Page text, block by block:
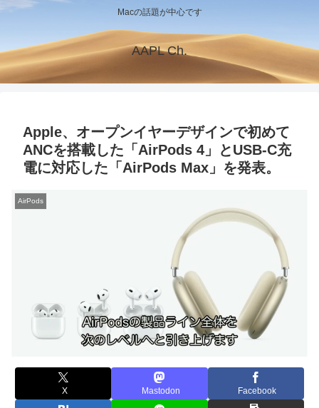
Macの話題が中心です
AAPL Ch.
Apple、オープンイヤーデザインで初めて
ANCを搭載した「AirPods 4」とUSB-C充
電に対応した「AirPods Max」を発表。
AirPods
X Mastodon Facebook